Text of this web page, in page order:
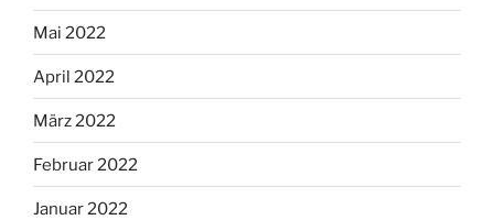
Mai 2022
April 2022
März 2022
Februar 2022
Januar 2022